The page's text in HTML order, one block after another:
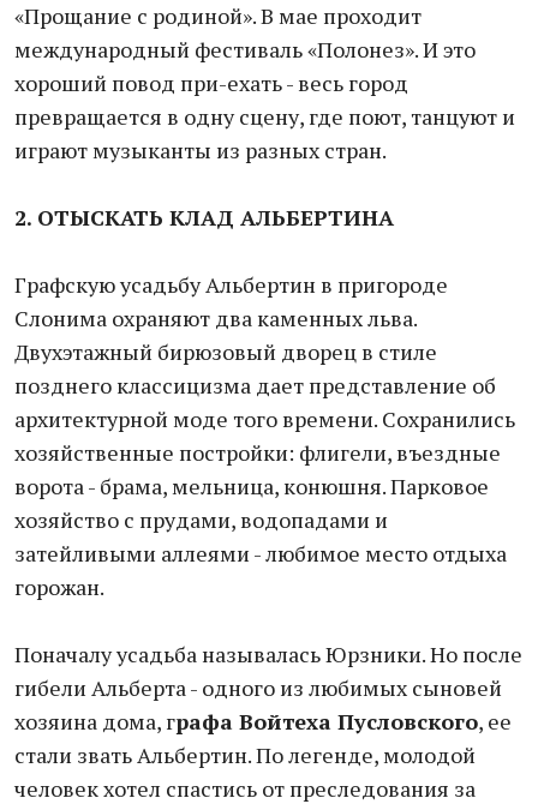
«Прощание с родиной». В мае проходит
международный фестиваль «Полонез». И это
хороший повод при-ехать - весь город
превращается в одну сцену, где поют, танцуют и
играют музыканты из разных стран.
2. ОТЫСКАТЬ КЛАД АЛЬБЕРТИНА
Графскую усадьбу Альбертин в пригороде
Слонима охраняют два каменных льва.
Двухэтажный бирюзовый дворец в стиле
позднего классицизма дает представление об
архитектурной моде того времени. Сохранились
хозяйственные постройки: флигели, въездные
ворота - брама, мельница, конюшня. Парковое
хозяйство с прудами, водопадами и
затейливыми аллеями - любимое место отдыха
горожан.
Поначалу усадьба называлась Юрзники. Но после
гибели Альберта - одного из любимых сыновей
хозяина дома, графа Войтеха Пусловского, ее
стали звать Альбертин. По легенде, молодой
человек хотел спастись от преследования за